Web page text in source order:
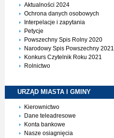
Aktualności 2024
Ochrona danych osobowych
Interpelacje i zapytania
Petycje
Powszechny Spis Rolny 2020
Narodowy Spis Powszechny 2021
Konkurs Czytelnik Roku 2021
Rolnictwo
URZĄD MIASTA I GMINY
Kierownictwo
Dane teleadresowe
Konta bankowe
Nasze osiagnięcia